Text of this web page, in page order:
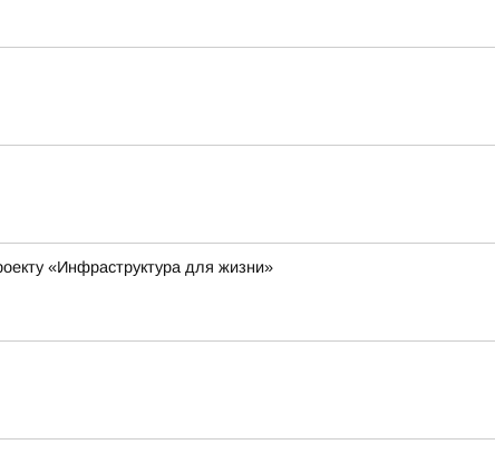
«Инфраструктура для жизни»